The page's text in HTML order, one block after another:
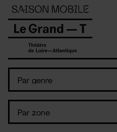
Panneau de gestion des cookies